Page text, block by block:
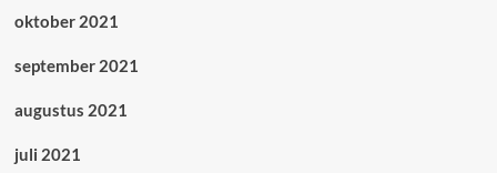
oktober 2021
september 2021
augustus 2021
juli 2021